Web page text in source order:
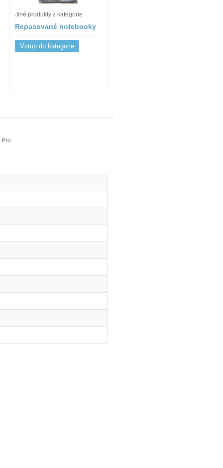
Jiné produkty z kategorie
Repasované notebooky
Vstup do kategorie